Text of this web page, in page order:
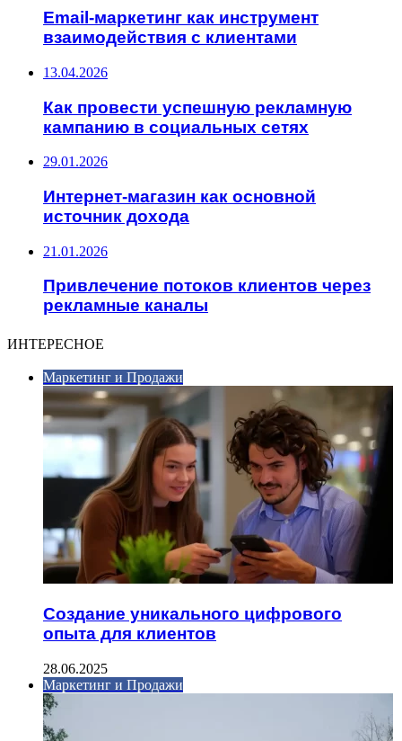
Email-маркетинг как инструмент
взаимодействия с клиентами
13.04.2026
Как провести успешную рекламную
кампанию в социальных сетях
29.01.2026
Интернет-магазин как основной
источник дохода
21.01.2026
Привлечение потоков клиентов через
рекламные каналы
ИНТЕРЕСНОЕ
Маркетинг и Продажи
Создание уникального цифрового
опыта для клиентов
28.06.2025
Маркетинг и Продажи